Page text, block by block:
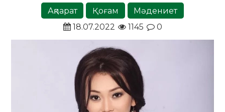
Ақпарат Қоғам
Мәдениет
18.07.2022
1145 0